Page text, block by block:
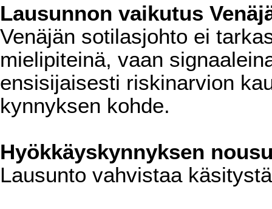
Lausunnon vaikutus
Venäjän sotilasjohto ei
mielipiteinä, vaan
ensisijaisesti riskinarvion
kynnyksen kohde.
Hyökkäyskynnyksen
Lausunto vahvistaa